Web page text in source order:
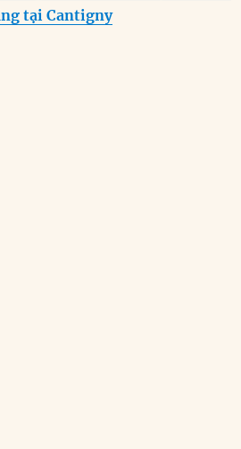
tại Cantigny